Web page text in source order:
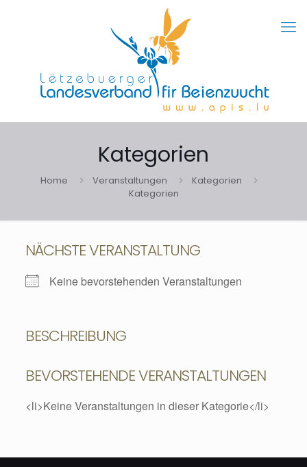
Kategorien
Home Veranstaltungen
Kategorien
Kategorien
NÄCHSTE VERANSTALTUNG
Keine bevorstehenden Veranstaltungen
BESCHREIBUNG
BEVORSTEHENDE VERANSTALTUNGEN
<li>Keine Veranstaltungen in dieser Kategorie</li>